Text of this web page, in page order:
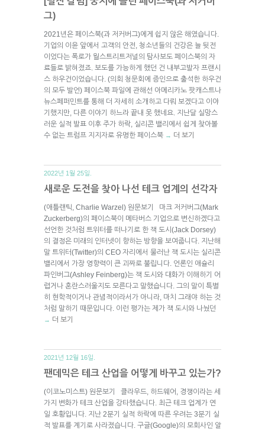
그)
2021년은 페이스북(과 저커버그)에게 쉽지 않은 해였습니다.
기업의 이윤 앞에서 고객의 안전, 청소년들의 건강은 늘 뒷전
이었다는 폭로가 월스트리트저널의 탐사보도 페이스북의 자
료들로 밝혀졌죠. 보도를 가능하게 했던 건 내부고발자 프랜시
스 하우건이었습니다. (의회 청문회에 증인으로 출석한 하우건
의 모두 발언) 페이스북 파일에 관해선 아메리카노 팟캐스트나
뉴스페퍼민트를 통해 더 자세히 소개하고 다뤄 보겠다고 이야
기했지만, 다른 이야기 하느라 끝내 못 했네요. 지난달 실망스
러운 실적 발표 이후 주가 하락, 실리콘 밸리에서 쉽게 찾아볼
수 없는 트럼프 지지자로 유명한 페이스북 → 더 보기
2022년 1월 25일.
새로운 도전을 찾아 나선 테크 업계의 선각자
(애틀랜틱, Charlie Warzel) 원문보기 마크 저커버그(Mark
Zuckerberg)의 페이스북이 메타버스 기업으로 변신하겠다고
선언한 것처럼 트위터를 떠나기로 한 잭 도시(Jack Dorsey)
의 결정은 미래의 인터넷이 향하는 방향을 보여줍니다. 지난해
말 트위터(Twitter)의 CEO 자리에서 물러난 잭 도시는 실리콘
밸리에서 가장 영향력이 큰 괴짜로 불립니다. 언론인 애슐리
파인버그(Ashley Feinberg)는 잭 도시와 대화가 이해하기 어
렵거나 혼란스러울지도 모른다고 말했습니다. 그의 말이 특별
히 현학적이거나 관념적이라서가 아니라, 마치 그래야 하는 것
처럼 말하기 때문입니다. 이런 평가는 제가 잭 도시와 나눴던
→ 더 보기
2021년 12월 16일.
팬데믹은 테크 산업을 어떻게 바꾸고 있는가?
(이코노미스트) 원문보기 클라우드, 하드웨어, 경쟁이라는 세
가지 변화가 테크 산업을 강타했습니다. 최근 테크 업계가 연
일 호황입니다. 지난 2분기 실적 하락에 따른 우려는 3분기 실
적 발표를 계기로 사라졌습니다. 구글(Google)의 모회사인 알